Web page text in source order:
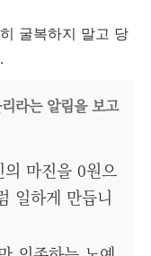
굴복하지 말고 당
라는 알림을 보고
마진을 0원으
일하게 만듭니